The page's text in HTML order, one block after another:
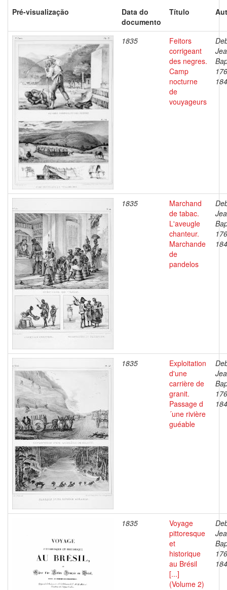
Pré-visualização
Data do
documento
Título
1835
Feitors
corrigeant
des negres.
Camp
nocturne
de
vouyageurs
1835
Marchand
de tabac.
L'aveugle
chanteur.
Marchande
de
pandelos
1835
Exploitation
d'une
carrière de
granit.
Passage d
´une rivière
guéable
1835
Voyage
pittoresque
et
historique
au Brésil
[...]
(Volume 2)